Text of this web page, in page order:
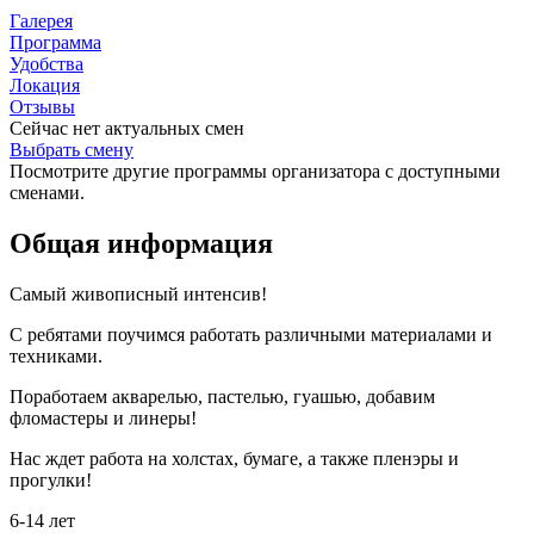
Галерея
Программа
Удобства
Локация
Отзывы
Сейчас нет актуальных смен
Выбрать смену
Посмотрите другие программы организатора с доступными
сменами.
Общая информация
Самый живописный интенсив!
С ребятами поучимся работать различными материалами и
техниками.
Поработаем акварелью, пастелью, гуашью, добавим
фломастеры и линеры!
Нас ждет работа на холстах, бумаге, а также пленэры и
прогулки!
6-14 лет